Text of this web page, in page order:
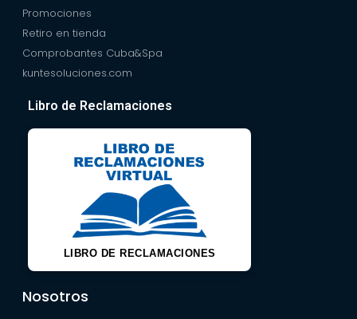
Promociones
Retiro en tienda
Comprobantes Cuba&Spa
kuntesoluciones.com
Libro de Reclamaciones
LIBRO DE RECLAMACIONES
Nosotros